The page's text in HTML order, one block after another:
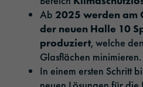
Ab 2025 werden am
der neuen Halle 10
produziert, welche
Glasflächen minimieren.
In einem ersten Schritt